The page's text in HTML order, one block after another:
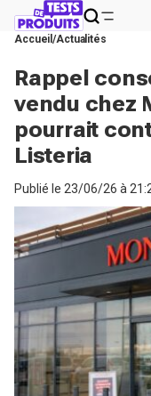
Accueil Actualités
Rappel
vendu chez
pourrait
Listeria
Publié le 23/06/26 à